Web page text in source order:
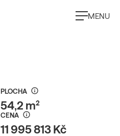
MENU
PLOCHA
54,2 m²
CENA
11 995 813 Kč